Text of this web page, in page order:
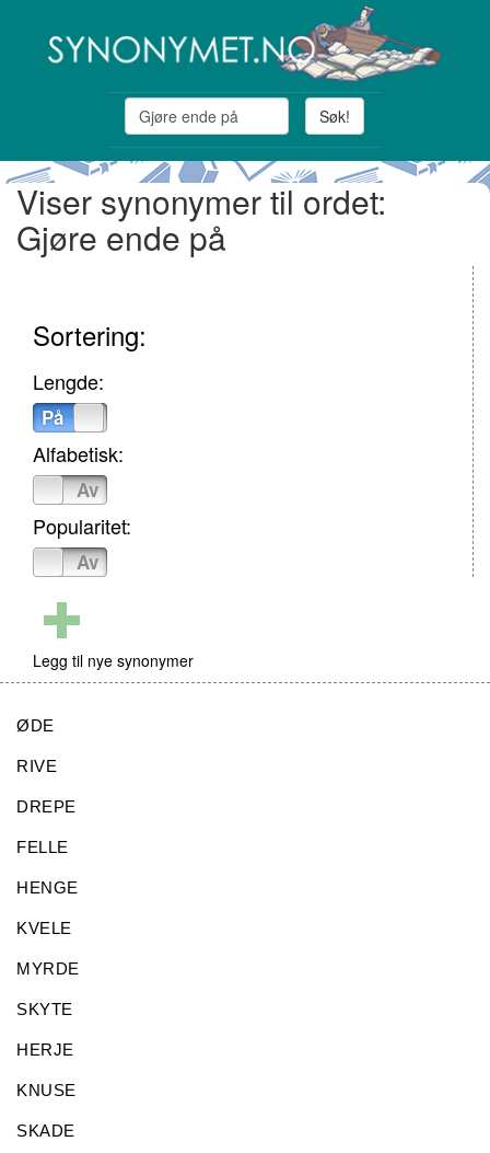
Søk!
Viser synonymer til ordet:
Gjøre ende på
Sortering:
Lengde:
På
Alfabetisk:
Av
Popularitet:
Av
Legg til nye synonymer
ØDE
RIVE
DREPE
FELLE
HENGE
KVELE
MYRDE
SKYTE
HERJE
KNUSE
SKADE